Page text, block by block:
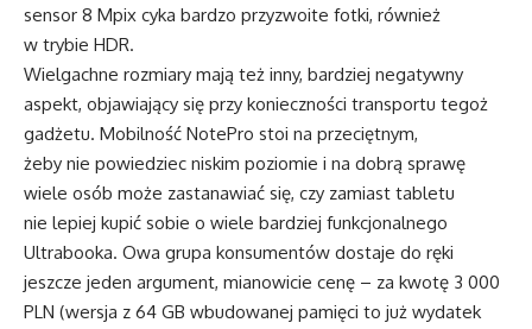
sensor 8 Mpix cyka bardzo przyzwoite fotki, również
w trybie HDR.
Wielgachne rozmiary mają też inny, bardziej negatywny
aspekt, objawiający się przy konieczności transportu tegoż
gadżetu. Mobilność NotePro stoi na przeciętnym,
żeby nie powiedziec niskim poziomie i na dobrą sprawę
wiele osób może zastanawiać się, czy zamiast tabletu
nie lepiej kupić sobie o wiele bardziej funkcjonalnego
Ultrabooka. Owa grupa konsumentów dostaje do ręki
jeszcze jeden argument, mianowicie cenę – za kwotę 3 000
PLN (wersja z 64 GB wbudowanej pamięci to już wydatek